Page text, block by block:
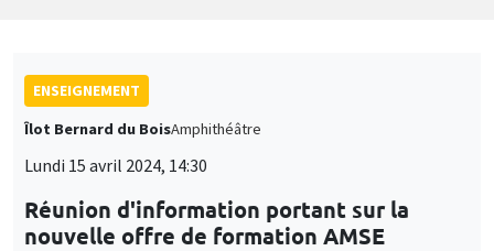
ENSEIGNEMENT
Îlot Bernard du BoisAmphithéâtre
Lundi 15 avril 2024, 14:30
Réunion d'information portant sur la
nouvelle offre de formation AMSE